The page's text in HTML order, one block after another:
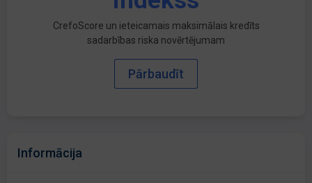
CrefoScore un ieteicamais maksimālais kredīts
sadarbības riska novērtējumam
Pārbaudīt
Informācija